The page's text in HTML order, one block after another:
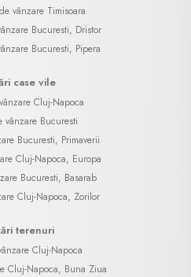
vânzare Timisoara
Bucuresti, Dristor
Bucuresti, Pipera
case vile
Cluj-Napoca
vânzare Bucuresti
Bucuresti, Primaverii
Cluj-Napoca, Europa
Bucuresti, Basarab
Cluj-Napoca, Zorilor
terenuri
Cluj-Napoca
Cluj-Napoca, Buna Ziua